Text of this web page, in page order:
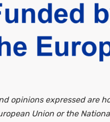
opinions expressed are
Union or the